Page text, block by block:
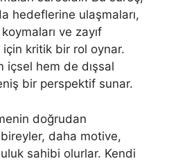
hedeflerine ulaşmaları,
ve zayıf
kritik bir rol oynar.
içsel hem de dışsal
bir perspektif sunar.
doğrudan
daha motive,
sahibi olurlar. Kendi